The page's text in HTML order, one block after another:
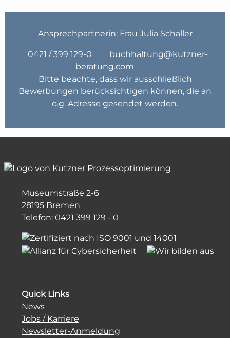
Ansprechpartnerin: Frau Julia Schaller
0421 / 399 129-0
buchhaltung@kutzner-
beratung.com
Bitte beachte, dass wir ausschließlich
Bewerbungen berücksichtigen können, die an
o.g. Adresse gesendet werden.
Museumstraße 2-6
28195 Bremen
Telefon: 0421 399 129 - 0
Quick Links
News
Jobs / Karriere
Newsletter-Anmeldung